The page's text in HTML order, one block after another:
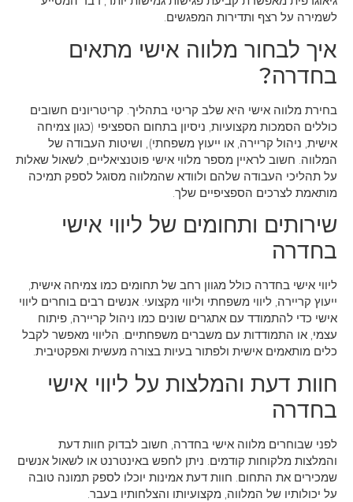
לשמירה על רצף ותדירות המפגשים.
איך לבחור מלווה אישי מתאים
בחדרה?
בחירת מלווה אישי היא שלב קריטי בתהליך. קריטריונים חשובים
כוללים הסמכות מקצועיות, ניסיון בתחום הספציפי (כגון צמיחה
אישית, ניהול קריירה, או ייעוץ משפחתי), ושיטות העבודה של
המלווה. חשוב לראיין מספר מלווי אישי פוטנציאליים, לשאול שאלות
על תהליכי העבודה שלהם ולוודא שהמלווה מסוגל לספק תמיכה
מותאמת לצרכים הספציפיים שלך.
שירותים ותחומים של ליווי אישי
בחדרה
ליווי אישי בחדרה כולל מגוון רחב של תחומים כמו צמיחה אישית,
ייעוץ קריירה, ליווי משפחתי וליווי מקצועי. אנשים רבים בוחרים ליווי
אישי כדי להתמודד עם אתגרים שונים כמו ניהול קריירה, פיתוח
עצמי, או התמודדות עם משברים משפחתיים. הליווי מאפשר לקבל
כלים מותאמים אישית ולפתור בעיות בצורה מעשית ואפקטיבית.
חוות דעת והמלצות על ליווי אישי
בחדרה
לפני שבוחרים מלווה אישי בחדרה, חשוב לבדוק חוות דעת
והמלצות מלקוחות קודמים. ניתן לחפש באינטרנט או לשאול אנשים
שמכירים את התחום. חוות דעת אמינות יוכלו לספק תמונה טובה
על יכולותיו של המלווה, מקצועיותו והצלחותיו בעבר.